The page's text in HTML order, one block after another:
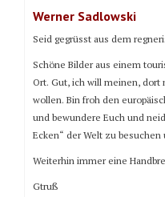
Werner Sadlowski
Seid gegrüsst aus dem
Schöne Bilder aus einem
Ort. Gut, ich will meinen,
wollen. Bin froh den
und bewundere Euch und
Ecken“ der Welt zu besuchen
Weiterhin immer eine
Gtruß